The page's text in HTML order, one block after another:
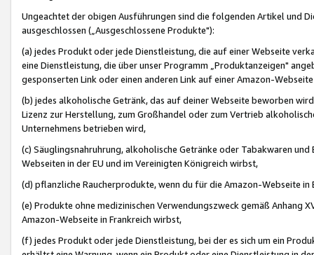
Ungeachtet der obigen Ausführungen sind die folgenden Artikel und
ausgeschlossen („Ausgeschlossene Produkte"):
(a) jedes Produkt oder jede Dienstleistung, die auf einer Webseite
eine Dienstleistung, die über unser Programm „Produktanzeigen"
gesponserten Link oder einen anderen Link auf einer Amazon-
(b) jedes alkoholische Getränk, das auf deiner Webseite beworben
Lizenz zur Herstellung, zum Großhandel oder zum Vertrieb
Unternehmens betrieben wird,
(c) Säuglingsnahruhrung, alkoholische Getränke oder Tabakwaren
Webseiten in der EU und im Vereinigten Königreich wirbst,
(d) pflanzliche Raucherprodukte, wenn du für die Amazon-Webseite in
(e) Produkte ohne medizinischen Verwendungszweck gemäß Anhang
Amazon-Webseite in Frankreich wirbst,
(f) jedes Produkt oder jede Dienstleistung, bei der es sich um ein